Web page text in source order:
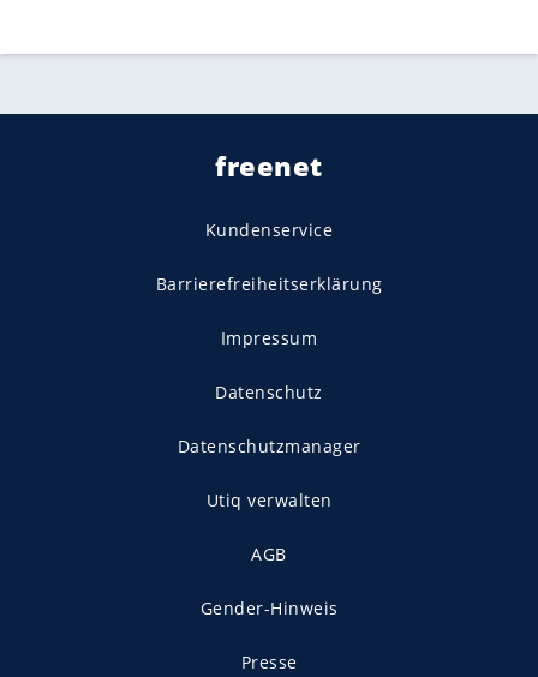
freenet
Kundenservice
Barrierefreiheitserklärung
Impressum
Datenschutz
Datenschutzmanager
Utiq verwalten
AGB
Gender-Hinweis
Presse